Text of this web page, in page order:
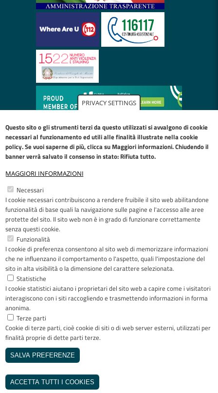
PRIVACY SETTINGS
Questo sito o gli strumenti terzi da questo utilizzati si avvalgono di cookie
necessari al funzionamento ed utili alle finalità illustrate nellacookie
policy. Se vuoi saperne di più, clicca su Maggiori informazioni. Chiudendo il
banner verrà salvato il consenso in stato: Rifiuta tutto.
MAGGIORI INFORMAZIONI
Necessari
I cookie necessari contribuiscono a rendere fruibile il sito web abilitandone
funzionalità di base quali la navigazione sulle pagine e l'accesso alle aree
protette del sito. Il sito web non è in grado di funzionare correttamente
senza questi cookie.
Funzionalità
I cookie di preferenza consentono al sito web di memorizzare informazioni
che ne influenzano il comportamento o l'aspetto, quali l'impostazione del
sito in alta visibilità o la dimensione del carattere selezionata.
Statistiche
I cookie statistici aiutano i proprietari del sito web a capire come i visitatori
interagiscono con i siti raccogliendo e trasmettendo informazioni in forma
anonima.
Terze parti
Cookie di terze parti, cioè cookie di siti o di web server esterni, utilizzati per
finalità proprie di dette parti terze.
SALVA PREFERENZE
ACCETTA TUTTI I COOKIES
Restiamo in contatto
FacebookYouTubeLinkedInInstagram
Riconoscimenti
Copyright © 2005-2023 - ASST Papa
Giovanni XXIII - Piazza OMS 1 24127
Bergamo - Tutti i diritti riservati